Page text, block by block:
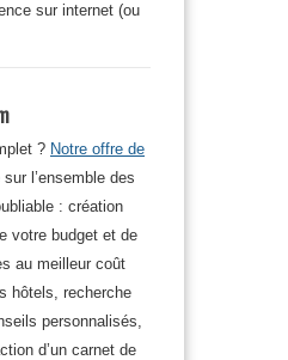
sur internet (ou
? Notre offre de
l’ensemble des
: création
votre budget et de
au meilleur coût
hôtels, recherche
personnalisés,
d’un carnet de